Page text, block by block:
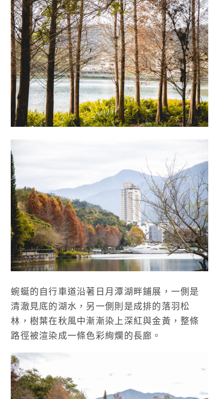
蜿蜒的自行車道沿著日月潭湖畔鋪展，一側是
清澈見底的湖水，另一側則是成排的落羽松
林，樹葉在秋風中漸漸染上深紅與金黃，整條
路徑被渲染成一條色彩絢爛的長廊。